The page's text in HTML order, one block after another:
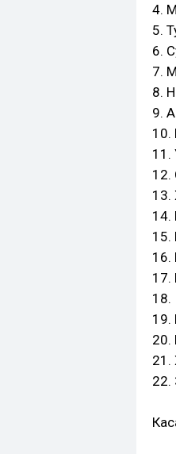
4.
5.
6.
7.
8.
9.
10.
11.
12.
13.
14.
15.
16.
17.
18.
19.
20.
21.
22.